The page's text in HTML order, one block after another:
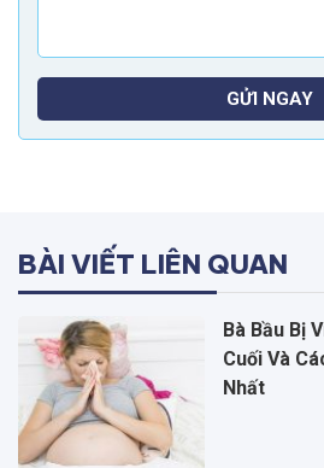
GỬI NGAY
BÀI VIẾT LIÊN QUAN
Bà Bầu Bị
Cuối Và
Nhất